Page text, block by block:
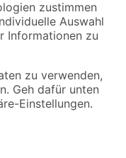
Angebote sind unter
Verfügbarkeiten beziehen
Alle Angebote und
mit Speditionsversand, hier